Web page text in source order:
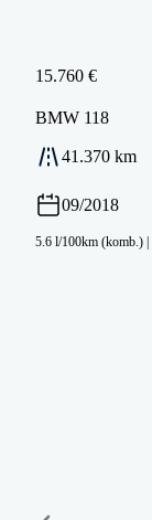
15.760 €
BMW 118
41.370 km
09/2018
5.6 l/100km (komb.) |